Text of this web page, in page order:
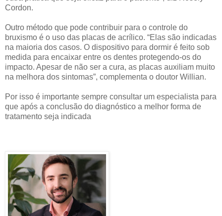
Cordon.
Outro método que pode contribuir para o controle do
bruxismo é o uso das placas de acrílico. “Elas são indicadas
na maioria dos casos. O dispositivo para dormir é feito sob
medida para encaixar entre os dentes protegendo-os do
impacto. Apesar de não ser a cura, as placas auxiliam muito
na melhora dos sintomas”, complementa o doutor Willian.
Por isso é importante sempre consultar um especialista para
que após a conclusão do diagnóstico a melhor forma de
tratamento seja indicada